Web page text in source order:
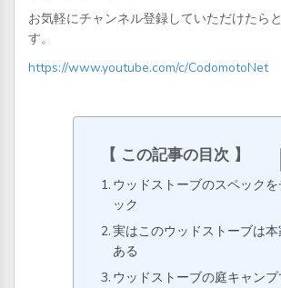
お気軽にチャンネル登録していただけたら
す。
https://www.youtube.com/c/CodomotoNet
この記事の目次
ウッドストーブのスペックを
ック
実はこのウッドストーブは
ある
ウッドストーブの庭キャン